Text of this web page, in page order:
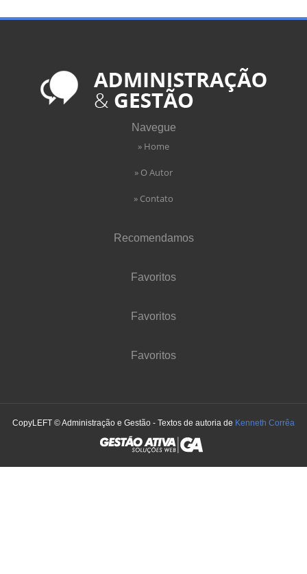
Navegue
» Home
» O Autor
» Contato
Recomendamos
Favoritos
Favoritos
Favoritos
CopyLEFT © Administração e Gestão - Textos de autoria de Kenneth Corrêa